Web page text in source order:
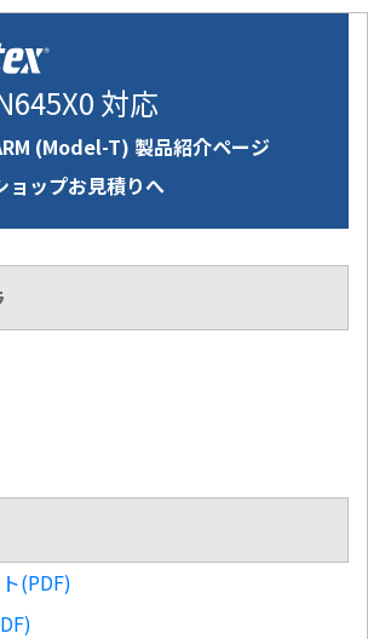
対応
(Model-T) 製品紹介ページ
ョップお見積りへ
(PDF)